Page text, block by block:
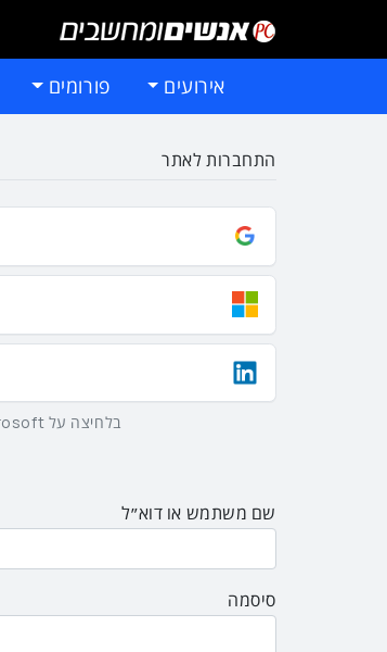
אירועים פורומים
התחברות לאתר
בלחיצה על Google, Microsoft וLinkedIn באמצעות הכפתורים שלמעלה אתם מסכימים ל
שם משתמש או דוא״ל
סיסמה